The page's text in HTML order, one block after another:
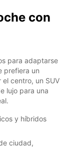
con
para adaptarse
prefiera un
centro, un SUV
lujo para una
y híbridos
ciudad,